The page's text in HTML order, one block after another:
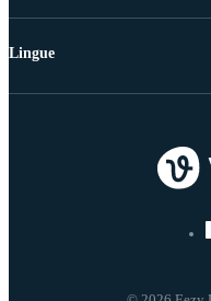
Lingue